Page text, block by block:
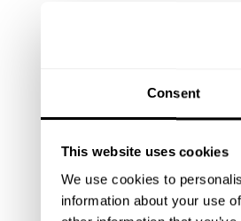
Consent
This website uses cookies
We use cookies to
information about your use